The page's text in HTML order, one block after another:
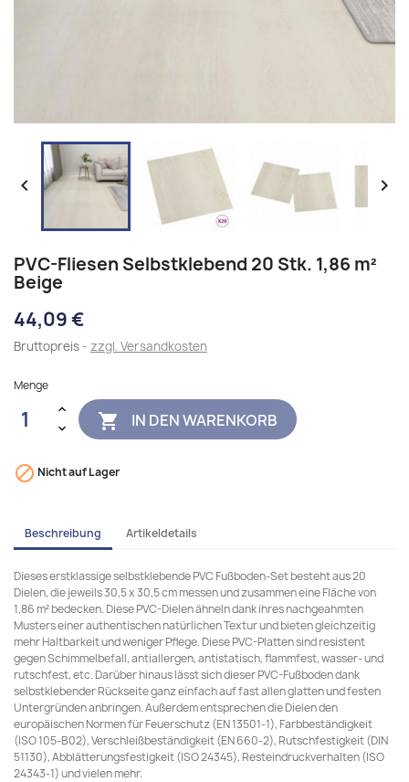
 
PVC-Fliesen Selbstklebend 20 Stk. 1,86 m²
Beige
44,09 €
Bruttopreis zzgl. Versandkosten
Menge
 IN DEN WARENKORB
 Nicht auf Lager
Beschreibung Artikeldetails
Dieses erstklassige selbstklebende PVC Fußboden-Set besteht aus 20
Dielen, die jeweils 30,5 x 30,5 cm messen und zusammen eine Fläche von
1,86 m² bedecken. Diese PVC-Dielen ähneln dank ihres nachgeahmten
Musters einer authentischen natürlichen Textur und bieten gleichzeitig
mehr Haltbarkeit und weniger Pflege. Diese PVC-Platten sind resistent
gegen Schimmelbefall, antiallergen, antistatisch, flammfest, wasser- und
rutschfest, etc. Darüber hinaus lässt sich dieser PVC-Fußboden dank
selbstklebender Rückseite ganz einfach auf fast allen glatten und festen
Untergründen anbringen. Außerdem entsprechen die Dielen den
europäischen Normen für Feuerschutz (EN 13501-1), Farbbeständigkeit
(ISO 105-B02), Verschleißbeständigkeit (EN 660-2), Rutschfestigkeit (DIN
51130), Abblätterungsfestigkeit (ISO 24345), Resteindruckverhalten (ISO
24343-1) und vielen mehr.